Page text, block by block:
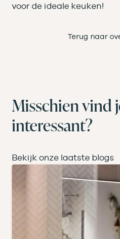
voor de ideale keuken!
Terug naar
Misschien vind
interessant?
Bekijk onze laatste blogs